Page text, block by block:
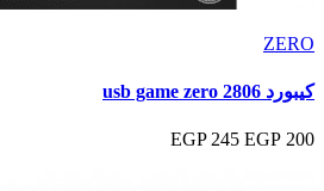
ZERO
كيبورد usb game zero 2806
200 EGP
245 EGP